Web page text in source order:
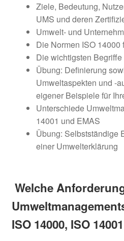
Ziele, Bedeutung,
UMS und deren
Umwelt- und
Die Normen ISO 14000
Die wichtigsten Begriffe
Übung: Definierung
Umweltaspekten und -
eigener Beispiele für
Unterschiede
14001 und EMAS
Übung: Selbstständige
einer Umwelterklärung
Welche
ISO 14000, ISO